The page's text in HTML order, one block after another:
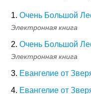
1. Очень Большой
Электронная книга
2. Очень Большой
Электронная книга
3. Евангелие от
4. Евангелие от